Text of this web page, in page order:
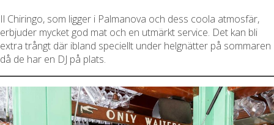
Il Chiringo, som ligger i Palmanova och dess coola atmosfär,
erbjuder mycket god mat och en utmärkt service. Det kan bli
extra trångt där ibland speciellt under helgnätter på sommaren
då de har en DJ på plats.